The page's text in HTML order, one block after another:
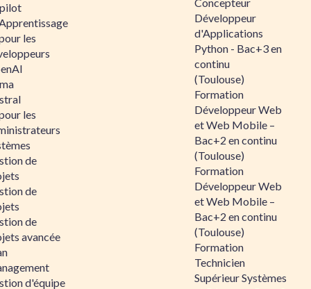
les
les
de
de
de
avancée
d'équipe
Développeur
d'Applications
Python - Bac+3 en
continu
(Toulouse)
Formation
Développeur Web
et Web Mobile –
Bac+2 en continu
(Toulouse)
Formation
Développeur Web
et Web Mobile –
Bac+2 en continu
(Toulouse)
Formation
Technicien
Supérieur Systèmes